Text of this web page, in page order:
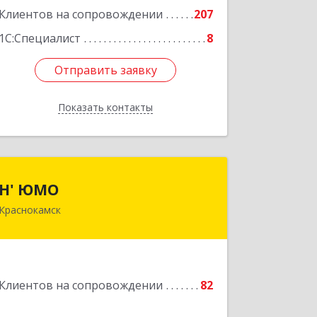
Клиентов на сопровождении
207
1С:Специалист
8
Отправить заявку
Показать контакты
Отправить заявку
Назад
Н' ЮМО
Краснокамск
Клиентов на сопровождении 82
Подробнее